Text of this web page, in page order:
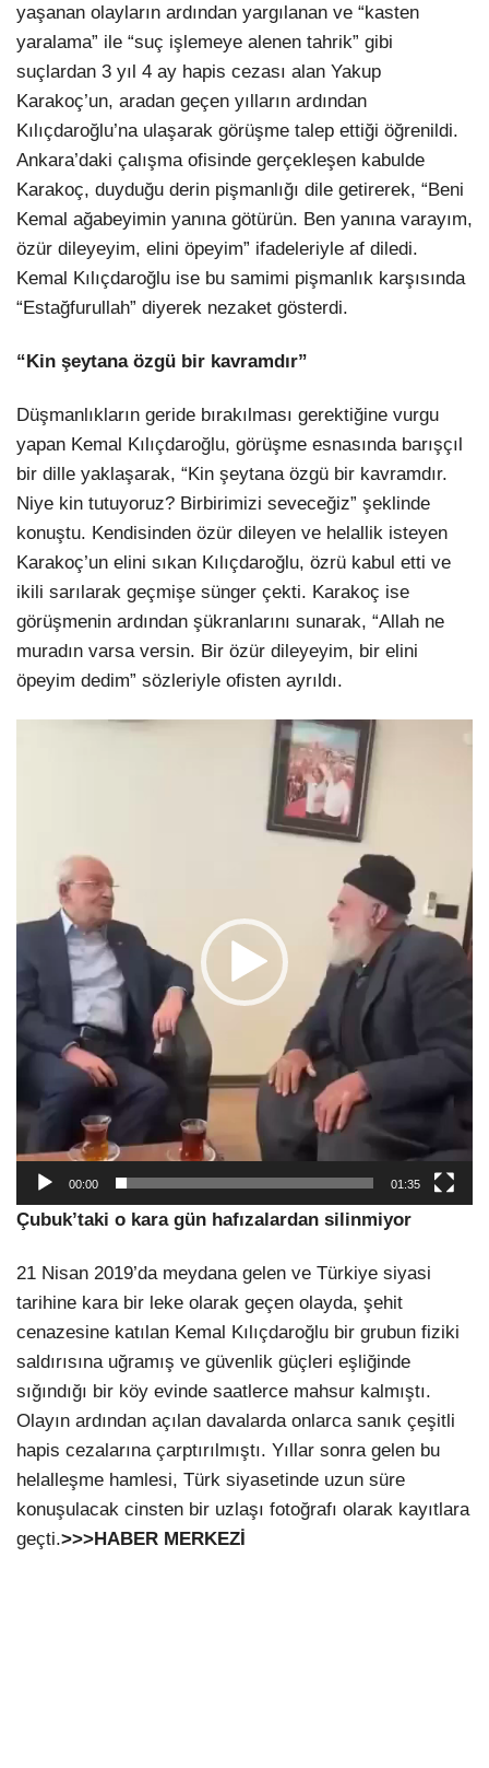
yaşanan olayların ardından yargılanan ve “kasten
yaralama” ile “suç işlemeye alenen tahrik” gibi
suçlardan 3 yıl 4 ay hapis cezası alan Yakup
Karakoç’un, aradan geçen yılların ardından
Kılıçdaroğlu’na ulaşarak görüşme talep ettiği öğrenildi.
Ankara’daki çalışma ofisinde gerçekleşen kabulde
Karakoç, duyduğu derin pişmanlığı dile getirerek, “Beni
Kemal ağabeyimin yanına götürün. Ben yanına varayım,
özür dileyeyim, elini öpeyim” ifadeleriyle af diledi.
Kemal Kılıçdaroğlu ise bu samimi pişmanlık karşısında
“Estağfurullah” diyerek nezaket gösterdi.
“Kin şeytana özgü bir kavramdır”
Düşmanlıkların geride bırakılması gerektiğine vurgu
yapan Kemal Kılıçdaroğlu, görüşme esnasında barışçıl
bir dille yaklaşarak, “Kin şeytana özgü bir kavramdır.
Niye kin tutuyoruz? Birbirimizi seveceğiz” şeklinde
konuştu. Kendisinden özür dileyen ve helallik isteyen
Karakoç’un elini sıkan Kılıçdaroğlu, özrü kabul etti ve
ikili sarılarak geçmişe sünger çekti. Karakoç ise
görüşmenin ardından şükranlarını sunarak, “Allah ne
muradın varsa versin. Bir özür dileyeyim, bir elini
öpeyim dedim” sözleriyle ofisten ayrıldı.
00:00 01:35
Çubuk’taki o kara gün hafızalardan silinmiyor
21 Nisan 2019’da meydana gelen ve Türkiye siyasi
tarihine kara bir leke olarak geçen olayda, şehit
cenazesine katılan Kemal Kılıçdaroğlu bir grubun fiziki
saldırısına uğramış ve güvenlik güçleri eşliğinde
sığındığı bir köy evinde saatlerce mahsur kalmıştı.
Olayın ardından açılan davalarda onlarca sanık çeşitli
hapis cezalarına çarptırılmıştı. Yıllar sonra gelen bu
helalleşme hamlesi, Türk siyasetinde uzun süre
konuşulacak cinsten bir uzlaşı fotoğrafı olarak kayıtlara
geçti.>>>HABER MERKEZİ